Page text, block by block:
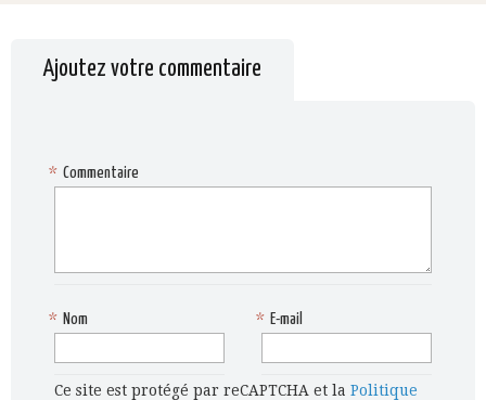
Ajoutez votre commentaire
Commentaire
*
Nom
* E-mail
*
Ce site est protégé par reCAPTCHA et la Politique